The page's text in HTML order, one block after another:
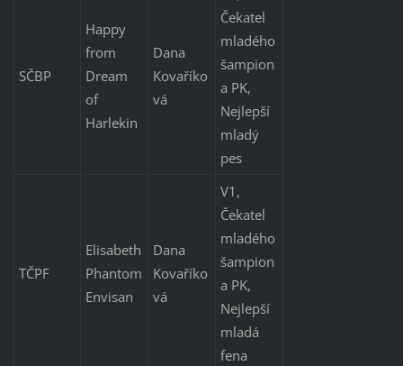
SČBP
Happy
from
Dream
of
Harlekin
Dana
Kovaříko
vá
Čekatel
mladého
šampion
a PK,
Nejlepší
mladý
pes
TČPF
Elisabeth
Phantom
Envisan
Dana
Kovaříko
vá
V1,
Čekatel
mladého
šampion
a PK,
Nejlepší
mladá
fena